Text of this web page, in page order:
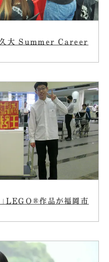
久大 Summer Career
」LEGO®作品が福岡市